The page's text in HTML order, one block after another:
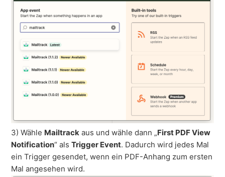
3) Wähle Mailtrack aus und wähle dann „First PDF View
Notification“ alsTrigger Event. Dadurch wird jedes Mal
ein Trigger gesendet, wenn ein PDF-Anhang zum ersten
Mal angesehen wird.